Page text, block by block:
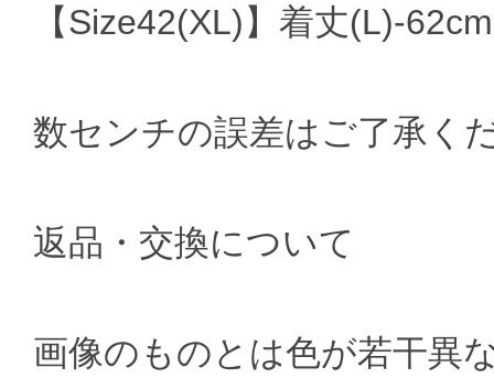
【Size42(XL)】着丈(L)-
数センチの誤差はご了承く
返品・交換について
画像のものとは色が若干異